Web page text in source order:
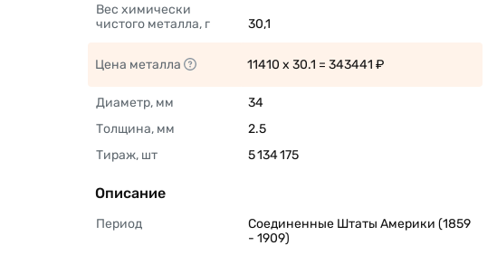
Вес химически
чистого металла, г
30,1
Цена металла 11410 x 30.1 = 343441 ₽
Диаметр, мм
34
Толщина, мм
2.5
Тираж, шт
5 134 175
Описание
Период
Соединенные Штаты Америки (1859
- 1909)